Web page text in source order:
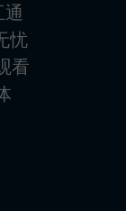
忧
看